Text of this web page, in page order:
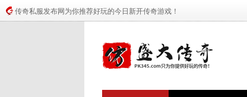
传奇私服发布网为你推荐好玩的今日新开传奇游戏！